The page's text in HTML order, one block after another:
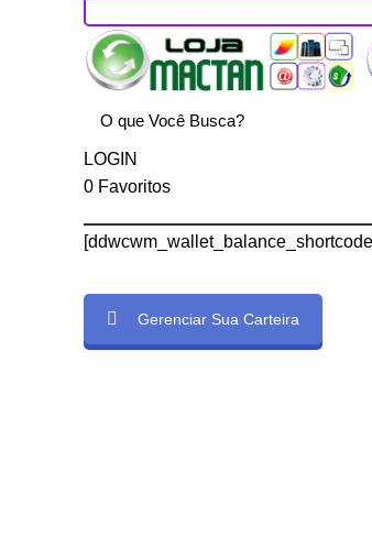
LOGIN
0 Favoritos
Gerenciar Sua Carteira